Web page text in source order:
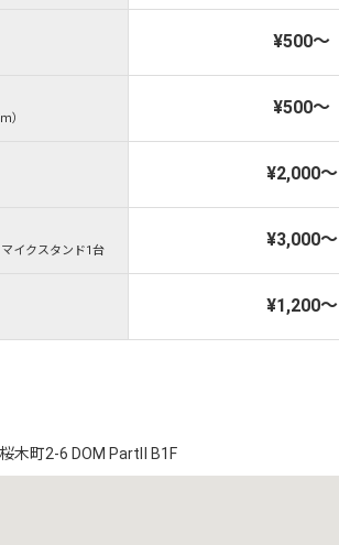
¥500～
）
¥500～
¥2,000～
イクスタンド1台
¥3,000～
¥1,200～
木町2-6 DOM PartⅡ B1F